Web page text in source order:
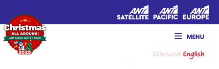
MENU
ΕλληνικάEnglish